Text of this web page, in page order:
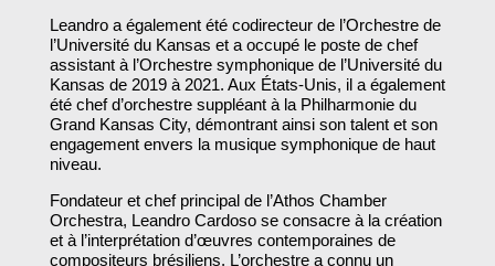
Leandro a également été codirecteur de l’Orchestre de
l’Université du Kansas et a occupé le poste de chef
assistant à l’Orchestre symphonique de l’Université du
Kansas de 2019 à 2021. Aux États-Unis, il a également
été chef d’orchestre suppléant à la Philharmonie du
Grand Kansas City, démontrant ainsi son talent et son
engagement envers la musique symphonique de haut
niveau.​
Fondateur et chef principal de l’Athos Chamber
Orchestra, Leandro Cardoso se consacre à la création
et à l’interprétation d’œuvres contemporaines de
compositeurs brésiliens. L’orchestre a connu un